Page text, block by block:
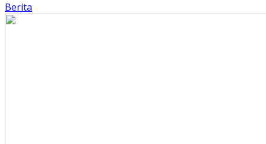
Berita